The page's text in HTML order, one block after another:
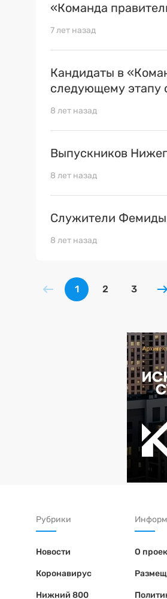
«Команда
7 лет назад
Кандидаты в
следующему этапу
8 лет назад
Выпускников
8 лет назад
Служители Фемиды.
8 лет назад
1 2 3
Рубрики
Новости
Коронавирус
Нижний 800
О